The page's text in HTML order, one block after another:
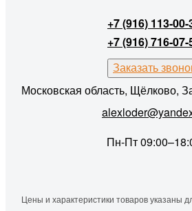
+7 (916) 113-00-
+7 (916) 716-07-
Заказать
Московская область, Щёлково,
Пн-Пт
Цены и характеристики товаров указаны